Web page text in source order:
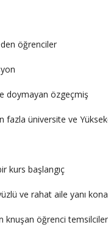
öğrenciler
doymayan özgeçmiş
fazla üniversite ve
kurs başlangıç
ve rahat aile yanı
knuşan öğrenci